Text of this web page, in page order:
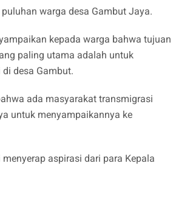
warga desa Gambut Jaya.
kepada warga bahwa tujuan
paling utama adalah untuk
desa Gambut.
ada masyarakat transmigrasi
untuk menyampaikannya ke
aspirasi dari para Kepala